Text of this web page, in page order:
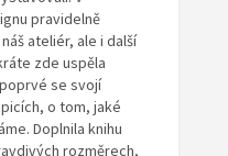
pravidelně
ateliér, ale i další
zde uspěla
se svojí
o tom, jaké
Doplnila knihu
rozměrech,